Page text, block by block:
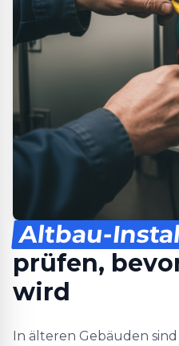
Altbau-
prüfen,
wird
In älteren Gebäuden